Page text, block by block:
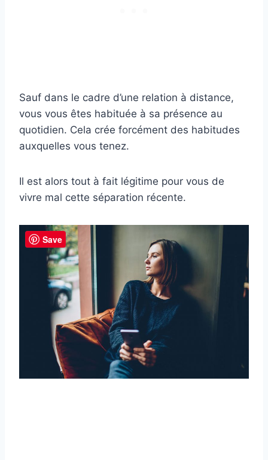
Sauf dans le cadre d’une relation à distance,
vous vous êtes habituée à sa présence au
quotidien. Cela crée forcément des habitudes
auxquelles vous tenez.
Il est alors tout à fait légitime pour vous de
vivre mal cette séparation récente.
Save